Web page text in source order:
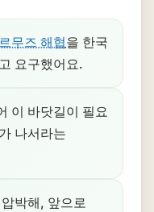
무즈 해협을 한국
요구했어요.
이 바닷길이 필요
나서라는
박해, 앞으로